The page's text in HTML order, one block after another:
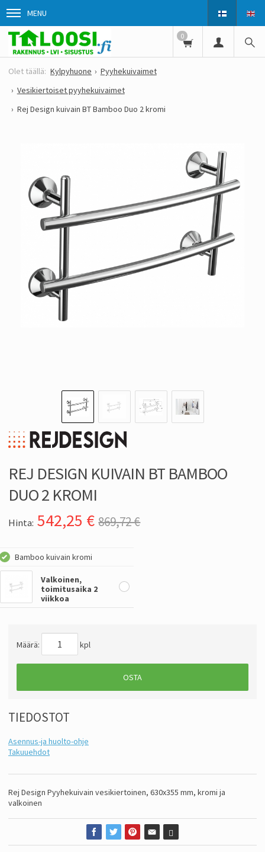
MENU
0
Kylpyhuone
Pyyhekuivaimet
Vesikiertoiset pyyhekuivaimet
Rej Design kuivain BT Bamboo Duo 2 kromi
REJ DESIGN KUIVAIN BT BAMBOO
DUO 2 KROMI
Hinta: 542,25 € 869,72 €
Bamboo kuivain kromi
Valkoinen,
toimitusaika 2
viikkoa
Määrä: kpl
OSTA
TIEDOSTOT
Asennus-ja huolto-ohje
Takuuehdot
Rej Design Pyyhekuivain vesikiertoinen, 630x355 mm, kromi ja
valkoinen